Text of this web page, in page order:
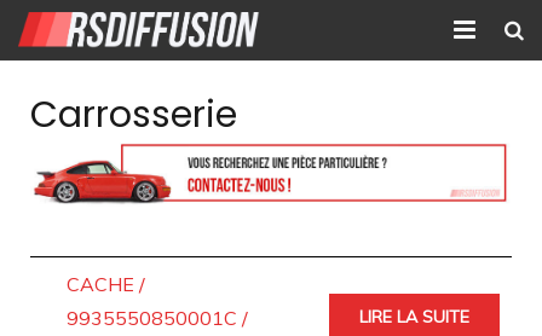
Nouvelles annonces
Annonces prolongées
Atelier mécanique
Contact
Carrosserie
CACHE /
9935550850001C /
LIRE LA SUITE